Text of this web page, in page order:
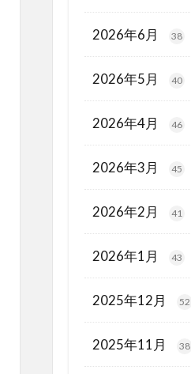
2026年6月 38
2026年5月 40
2026年4月 46
2026年3月 45
2026年2月 41
2026年1月 43
2025年12月 52
2025年11月 38